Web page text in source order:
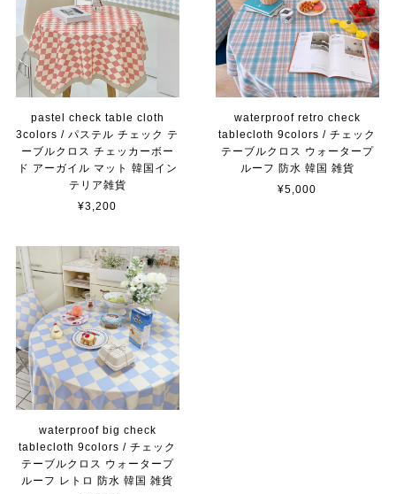
pastel check table cloth
3colors / パステル チェック テ
ーブルクロス チェッカーボー
ド アーガイル マット 韓国イン
テリア雑貨
¥3,200
waterproof retro check
tablecloth 9colors / チェック
テーブルクロス ウォータープ
ルーフ 防水 韓国 雑貨
¥5,000
waterproof big check
tablecloth 9colors / チェック
テーブルクロス ウォータープ
ルーフ レトロ 防水 韓国 雑貨